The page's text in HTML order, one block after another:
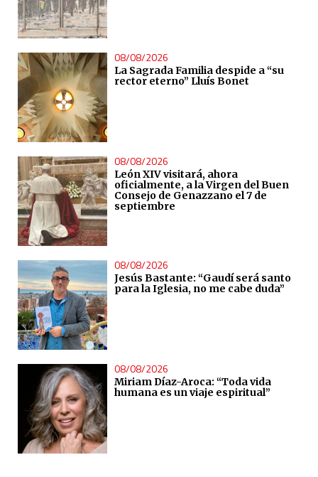
08/08/2026
La Sagrada Familia despide a “su
rector eterno” Lluís Bonet
08/08/2026
León XIV visitará, ahora
oficialmente, a la Virgen del Buen
Consejo de Genazzano el 7 de
septiembre
08/08/2026
Jesús Bastante: “Gaudí será santo
para la Iglesia, no me cabe duda”
08/08/2026
Miriam Díaz-Aroca: “Toda vida
humana es un viaje espiritual”